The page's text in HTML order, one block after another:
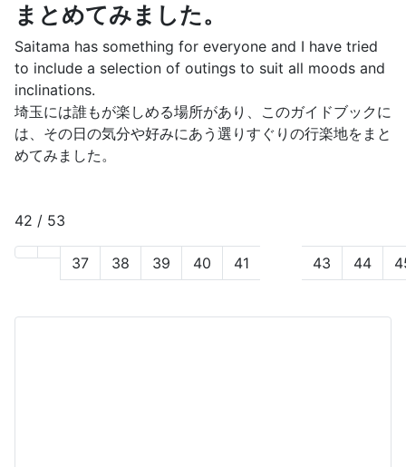
まとめてみました。
Saitama has something for everyone and I have tried
to include a selection of outings to suit all moods and
inclinations.
埼玉には誰もが楽しめる場所があり、このガイドブックに
は、その日の気分や好みにあう選りすぐりの行楽地をまと
めてみました。
42 / 53
37 38 39 40 41 43 44